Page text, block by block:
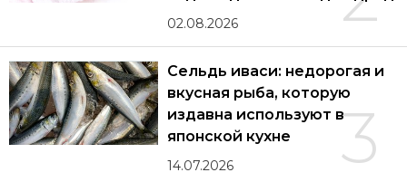
02.08.2026
3
Сельдь иваси: недорогая и
вкусная рыба, которую
издавна используют в
японской кухне
14.07.2026